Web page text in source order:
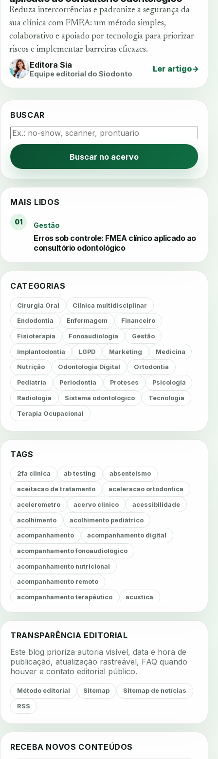
Reduza intercorrências e padronize a segurança da
sua clínica com FMEA: um método simples,
colaborativo e apoiado por tecnologia para priorizar
riscos e implementar barreiras eficazes.
Editora Sia
Equipe editorial do Siodonto Ler artigo→
BUSCAR
Buscar no acervo
MAIS LIDOS
01 Gestão
Erros sob controle: FMEA clínico aplicado ao
consultório odontológico
CATEGORIAS
Cirurgia Oral Clínica multidisciplinar
Endodontia Enfermagem Financeiro
Fisioterapia Fonoaudiologia Gestão
Implantodontia LGPD Marketing Medicina
Nutrição Odontologia Digital Ortodontia
Pediatria Periodontia Proteses Psicologia
Radiologia Sistema odontológico Tecnologia
Terapia Ocupacional
TAGS
2fa clinica ab testing absenteismo
aceitacao de tratamento aceleracao ortodontica
acelerometro acervo clinico acessibilidade
acolhimento acolhimento pediátrico
acompanhamento acompanhamento digital
acompanhamento fonoaudiológico
acompanhamento nutricional
acompanhamento remoto
acompanhamento terapêutico acustica
acustica clinica adesao adesao ao tratamento
aerossois agenda agenda clinica
agenda inteligente agenda odontologica
agendamento agendamento digital
agendamento inteligente
algometria alinhadores alta digital
TRANSPARÊNCIA EDITORIAL
Este blog prioriza autoria visível, data e hora de
publicação, atualização rastreável, FAQ quando
houver e contato editorial público.
Método editorial Sitemap Sitemap de notícias
RSS
RECEBA NOVOS CONTEÚDOS